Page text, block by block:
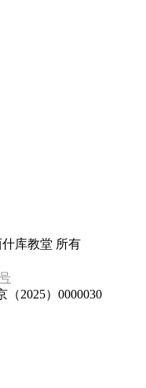
库教堂 所有
2025）0000030